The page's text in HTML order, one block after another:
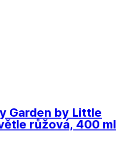
Garden by Little
růžová, 400 ml